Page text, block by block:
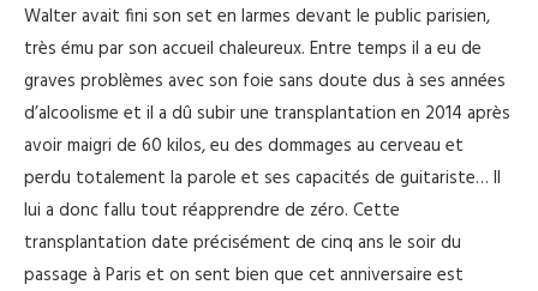
Walter avait fini son set en larmes devant le public parisien,
très ému par son accueil chaleureux. Entre temps il a eu de
graves problèmes avec son foie sans doute dus à ses années
d’alcoolisme et il a dû subir une transplantation en 2014 après
avoir maigri de 60 kilos, eu des dommages au cerveau et
perdu totalement la parole et ses capacités de guitariste… Il
lui a donc fallu tout réapprendre de zéro. Cette
transplantation date précisément de cinq ans le soir du
passage à Paris et on sent bien que cet anniversaire est